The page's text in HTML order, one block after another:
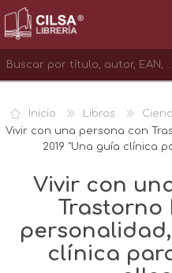
INICIAR SESIÓN
Inicio Libros
Vivir con una persona con
2019 "Una guía clínica
Vivir con
Trastorno
personalidad,
clínica